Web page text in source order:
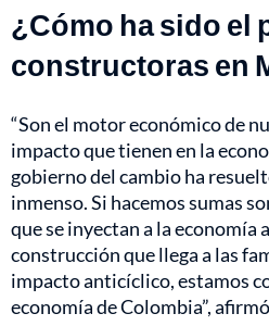
¿Cómo ha sido el
constructoras en
“Son el motor económico de
impacto que tienen en la
gobierno del cambio ha
inmenso. Si hacemos sumas
que se inyectan a la economía
construcción que llega a las
impacto anticíclico, estamos
economía de Colombia”,